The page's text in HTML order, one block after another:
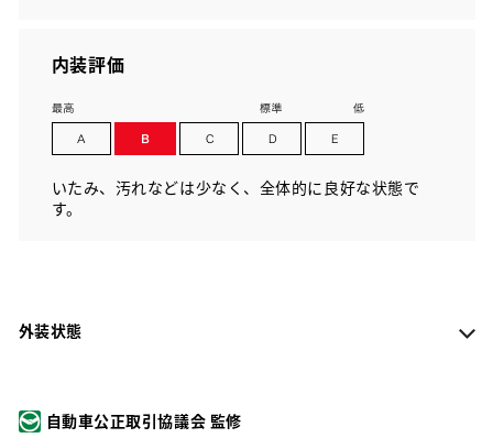
内装評価
いたみ、汚れなどは少なく、全体的に良好な状態で
す。
外装状態
自動車公正取引協議会 監修